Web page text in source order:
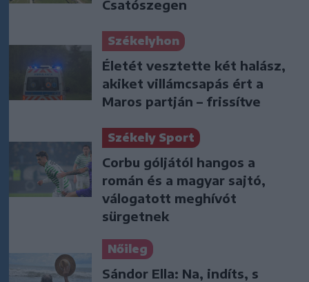
Csatószegen
Székelyhon
Életét vesztette két halász,
akiket villámcsapás ért a
Maros partján – frissítve
Székely Sport
Corbu góljától hangos a
román és a magyar sajtó,
válogatott meghívót
sürgetnek
Nőileg
Sándor Ella: Na, indíts, s